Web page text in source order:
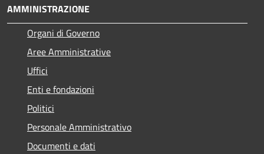
AMMINISTRAZIONE
Organi di Governo
Aree Amministrative
Uffici
Enti e fondazioni
Politici
Personale Amministrativo
Documenti e dati